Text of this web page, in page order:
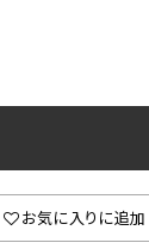
お気に入りに追加